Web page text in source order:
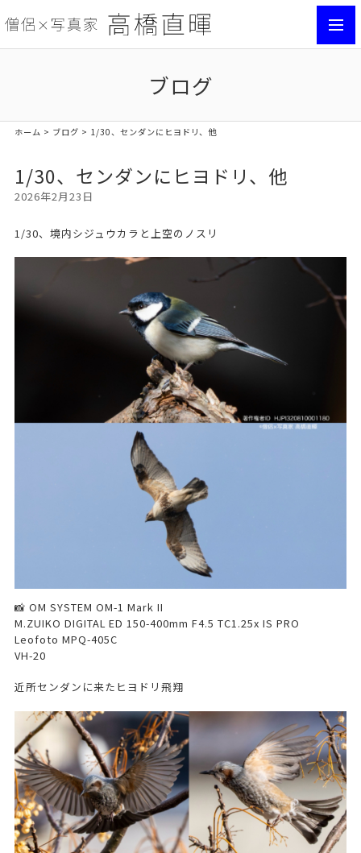
ブログ
ホーム > ブログ > 1/30、センダンにヒヨドリ、他
1/30、センダンにヒヨドリ、他
2026年2月23日
1/30、境内シジュウカラと上空のノスリ
📸 OM SYSTEM OM-1 Mark II
M.ZUIKO DIGITAL ED 150-400mm F4.5 TC1.25x IS PRO
Leofoto MPQ-405C
VH-20
近所センダンに来たヒヨドリ飛翔